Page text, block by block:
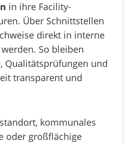
in ihre Facility-
Über Schnittstellen
direkt in interne
So bleiben
Qualitätsprüfungen und
transparent und
kommunales
oder großflächige